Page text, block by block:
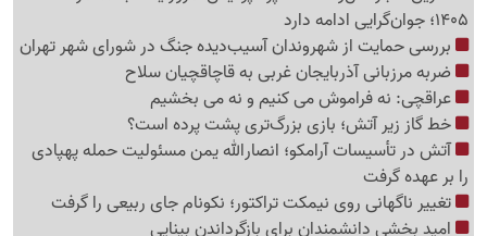
1405؛ جوان‌گرایی ادامه دارد
بررسی حمایت از شهروندان آسیب‌دیده جنگ در شورای شهر تهران
ضربه مرزبانی آذربایجان غربی به قاچاقچیان سلاح
عراقچی: نه فراموش می کنیم و نه می بخشیم
خط گاز زیر آتش؛ بازی بزرگ‌تری پشت پرده است؟
آتش در تأسیسات آرامکو؛ انصارالله یمن مسئولیت حمله پهپادی
را بر عهده گرفت
تغییر ناگهانی روی نیمکت تراکتور؛ نکونام جای ربیعی را گرفت
امید بخشی دانشمندان برای بازگرداندن بینایی